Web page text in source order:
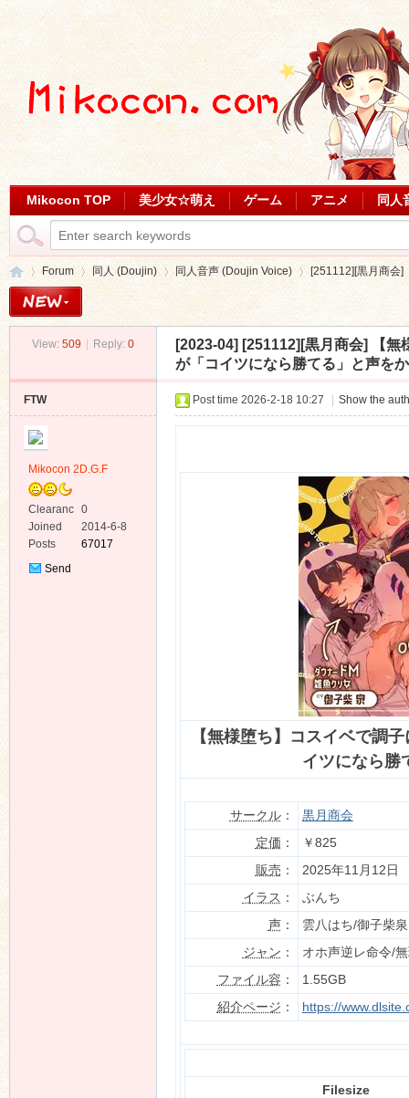
Mikocon TOP 美少女☆萌え ゲーム アニメ 同人
Forum
›
同人 (Doujin) 同人音声 (Doujin Voice)
›
[251112][黒月商会]
View: 509 Reply: 0 [2023-04] [251112][黒月商会] 【無
が「コイツになら勝てる」と声を
FTW
Mikocon 2D.G.F
Clearanc
e
0
Joined
2014-6-8
Posts
67017
Send
Post time 2026-2-18 10:27 Show the
【無様堕ち】コスイベで調
イツになら勝
サークル：
黒月商会
定価 ：
￥825
販売 ：
2025年11月12日
イラス ：
ぶんち
声：
雲八はち/御子柴泉
ジャン ：
オホ声逆レ命令/
ファイル容 ：
1.55GB
紹介ページ ： https://
Filesize